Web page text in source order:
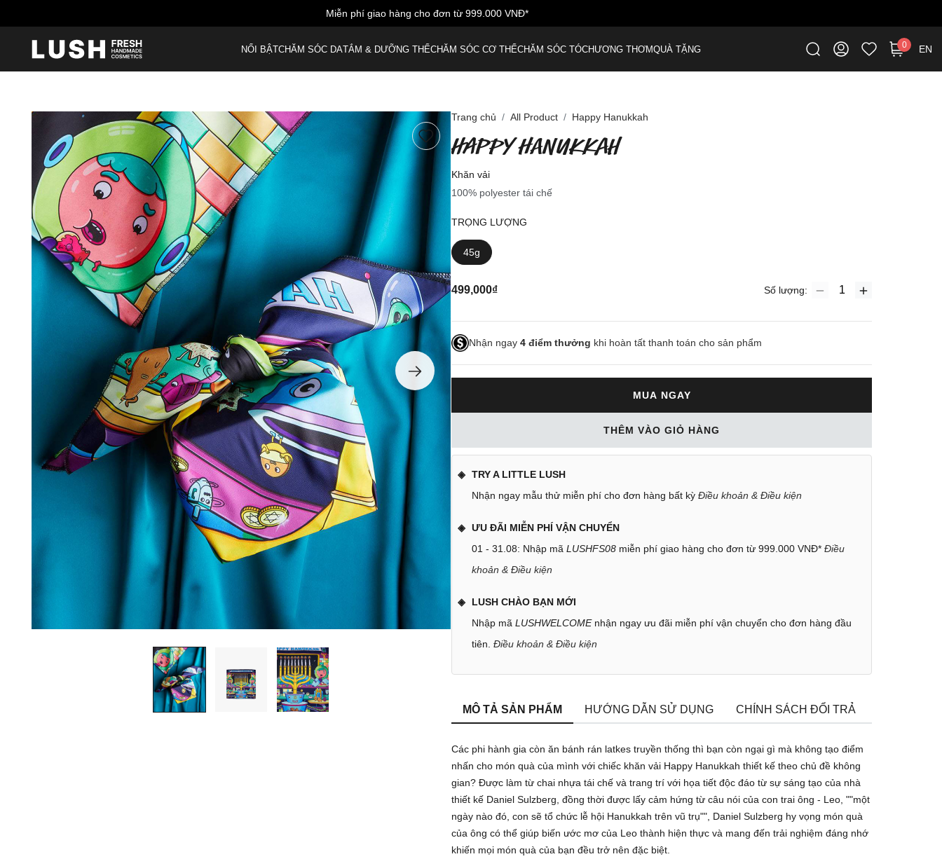
Miễn phí vận chuyển cho đơn hàng đầu tiên - nhập mã: LUSHWELCOME
NỔI BẬTCHĂM SÓC DATẮM & DƯỠNG THỂCHĂM SÓC CƠ THỂCHĂM SÓC TÓCHƯƠNG THƠMQUÀ TẶNG 0 EN
Trang chủ All Product Happy Hanukkah
HAPPY HANUKKAH
Khăn vải
100% polyester tái chế
TRỌNG LƯỢNG
45g
499,000₫ Số lượng:
Nhận ngay 4 điểm thưởng khi hoàn tất thanh toán cho sản phẩm
MUA NGAY
THÊM VÀO GIỎ HÀNG
TRY A LITTLE LUSH
Nhận ngay mẫu thử miễn phí cho đơn hàng bất kỳ Điều khoản & Điều kiện
ƯU ĐÃI MIỄN PHÍ VẬN CHUYỂN
01 - 31.08: Nhập mã LUSHFS08 miễn phí giao hàng cho đơn từ 999.000 VNĐ* Điều
khoản & Điều kiện
LUSH CHÀO BẠN MỚI
Nhập mã LUSHWELCOMEnhận ngay ưu đãi miễn phí vận chuyển cho đơn hàng đầu
tiên. Điều khoản & Điều kiện
MÔ TẢ SẢN PHẨM HƯỚNG DẪN SỬ DỤNG CHÍNH SÁCH ĐỔI TRẢ
Các phi hành gia còn ăn bánh rán latkes truyền thống thì bạn còn ngại gì mà không tạo điểm
nhấn cho món quà của mình với chiếc khăn vải Happy Hanukkah thiết kế theo chủ đề không
gian? Được làm từ chai nhựa tái chế và trang trí với họa tiết độc đáo từ sự sáng tạo của nhà
thiết kế Daniel Sulzberg, đồng thời được lấy cảm hứng từ câu nói của con trai ông - Leo, ""một
ngày nào đó, con sẽ tổ chức lễ hội Hanukkah trên vũ trụ"", Daniel Sulzberg hy vọng món quà
của ông có thể giúp biến ước mơ của Leo thành hiện thực và mang đến trải nghiệm đáng nhớ
khiến mọi món quà của bạn đều trở nên đặc biệt.